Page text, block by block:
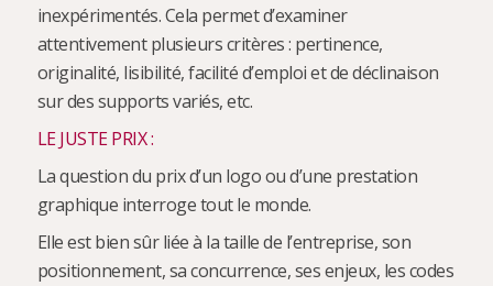
inexpérimentés. Cela permet d’examiner
attentivement plusieurs critères : pertinence,
originalité, lisibilité, facilité d’emploi et de déclinaison
sur des supports variés, etc.
LE JUSTE PRIX :
La question du prix d’un logo ou d’une prestation
graphique interroge tout le monde.
Elle est bien sûr liée à la taille de l’entreprise, son
positionnement, sa concurrence, ses enjeux, les codes